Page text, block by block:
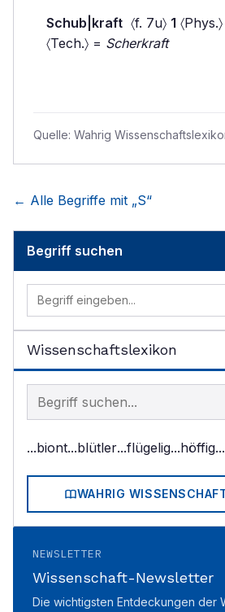
Schub|kraft 〈f. 7u〉 1
〈Tech.〉 = Scherkraft
Quelle: Wahrig
← Alle Begriffe mit „S“
Begriff suchen
Wissenschaftslexikon
Begriff im Lexikon suchen
...biont...blütler...flügelig...höffig
WAHRIG
NEWSLETTER
Wissenschaft-Newsletter
Die wichtigsten Entdeckungen der